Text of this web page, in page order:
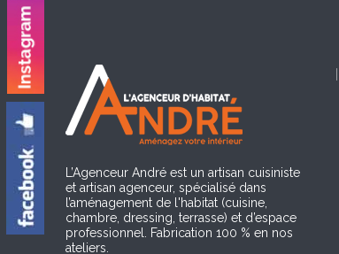
L’Agenceur André est un artisan cuisiniste
et artisan agenceur, spécialisé dans
l’aménagement de l'habitat (cuisine,
chambre, dressing, terrasse) et d’espace
professionnel. Fabrication 100 % en nos
ateliers.